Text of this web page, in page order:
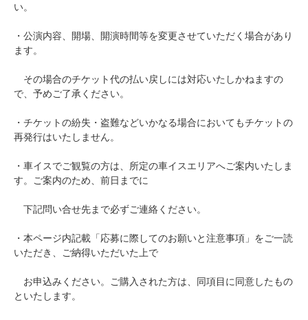
い。
・公演内容、開場、開演時間等を変更させていただく場合があり
ます。
その場合のチケット代の払い戻しには対応いたしかねますの
で、予めご了承ください。
・チケットの紛失・盗難などいかなる場合においてもチケットの
再発行はいたしません。
・車イスでご観覧の方は、所定の車イスエリアへご案内いたしま
す。ご案内のため、前日までに
下記問い合せ先まで必ずご連絡ください。
・本ページ内記載「応募に際してのお願いと注意事項」をご一読
いただき、ご納得いただいた上で
お申込みください。ご購入された方は、同項目に同意したもの
といたします。